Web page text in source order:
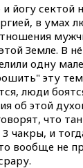
йогу сектой
в умах
Земле. В
одну
эту
люди
об этой
что
чакры, и
вообще не